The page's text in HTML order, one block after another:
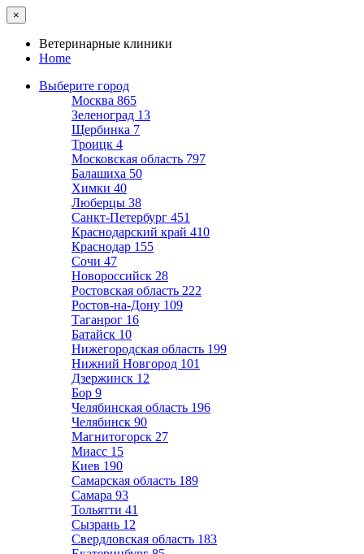
×
Ветеринарные клиники
Home
Выберите город
Москва 865
Зеленоград 13
Щербинка 7
Троицк 4
Московская область 797
Балашиха 50
Химки 40
Люберцы 38
Санкт-Петербург 451
Краснодарский край 410
Краснодар 155
Сочи 47
Новороссийск 28
Ростовская область 222
Ростов-на-Дону 109
Таганрог 16
Батайск 10
Нижегородская область 199
Нижний Новгород 101
Дзержинск 12
Бор 9
Челябинская область 196
Челябинск 90
Магнитогорск 27
Миасс 15
Киев 190
Самарская область 189
Самара 93
Тольятти 41
Сызрань 12
Свердловская область 183